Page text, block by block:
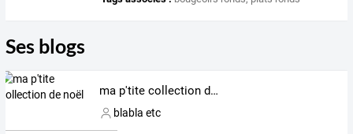
Ses blogs
ma p'tite collection de noël
blabla etc